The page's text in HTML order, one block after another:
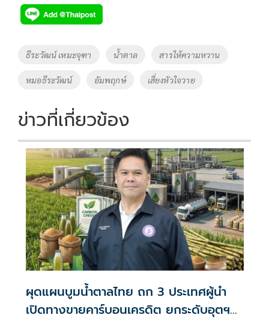
e
b
o
o
k
tt
er
p
y
Li
n
k
Tags
ธีระวัฒน์ เหมะจุฑา น้ำตาล สารให้ความหวาน
หมอธีระวัฒน์ อัมพฤกษ์ เสี่ยงหัวใจวาย
ข่าวที่เกี่ยวข้อง
ผุดแผนบูมน้ำตาลไทย ถก 3 ประเทศผู้นำ
เปิดทางขายคาร์บอนเครดิต ยกระดับอุตฯ